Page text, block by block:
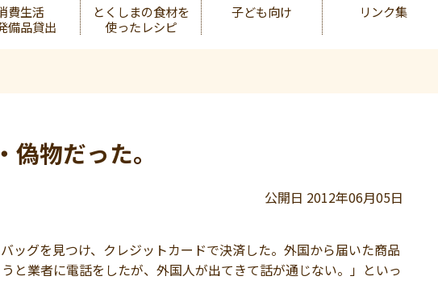
費生活
備品貸出
とくしまの食材を
使ったレシピ
子ども向け リンク集
物だった。
公開日 2012年06月05日
ッグを見つけ、クレジットカードで決済した。外国から届いた商品
と業者に電話をしたが、外国人が出てきて話が通じない。」といっ